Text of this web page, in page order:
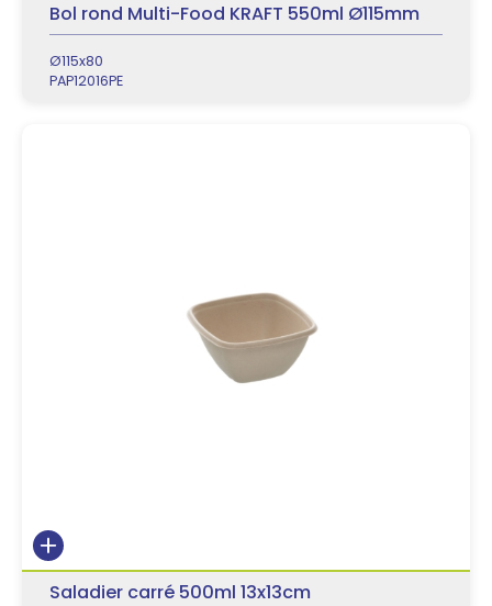
Bol rond Multi-Food KRAFT 550ml Ø115mm
Ø115x80
PAP12016PE
Saladier carré 500ml 13x13cm